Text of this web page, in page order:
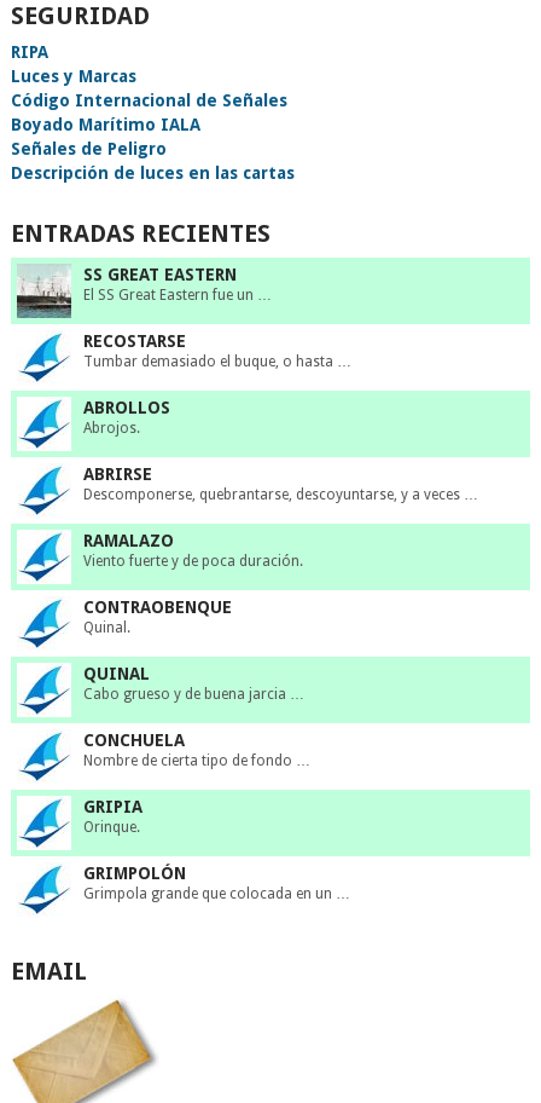
SEGURIDAD
RIPA
Luces y Marcas
Código Internacional de Señales
Boyado Marítimo IALA
Señales de Peligro
Descripción de luces en las cartas
ENTRADAS RECIENTES
SS GREAT EASTERN
El SS Great Eastern fue un …
RECOSTARSE
Tumbar demasiado el buque, o hasta …
ABROLLOS
Abrojos.
ABRIRSE
Descomponerse, quebrantarse, descoyuntarse, y a veces …
RAMALAZO
Viento fuerte y de poca duración.
CONTRAOBENQUE
Quinal.
QUINAL
Cabo grueso y de buena jarcia …
CONCHUELA
Nombre de cierta tipo de fondo …
GRIPIA
Orinque.
GRIMPOLÓN
Grimpola grande que colocada en un …
EMAIL